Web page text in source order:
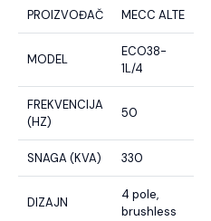
PROIZVOĐAČ MECC ALTE
MODEL
ECO38-
1L/4
FREKVENCIJA
(HZ)
50
SNAGA (KVA) 330
DIZAJN
4 pole,
brushless